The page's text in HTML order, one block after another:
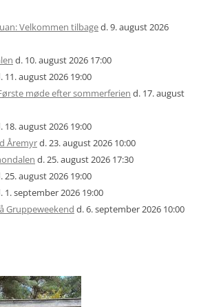
Velkommen tilbaged. 9. august 2026
d. 10. august 2026 17:00
11. august 2026 19:00
møde efter sommerferien d. 17. august
18. august 2026 19:00
Åremyrd. 23. august 2026 10:00
d. 25. august 2026 17:30
25. august 2026 19:00
1. september 2026 19:00
Gruppeweekend d. 6. september 2026 10:00